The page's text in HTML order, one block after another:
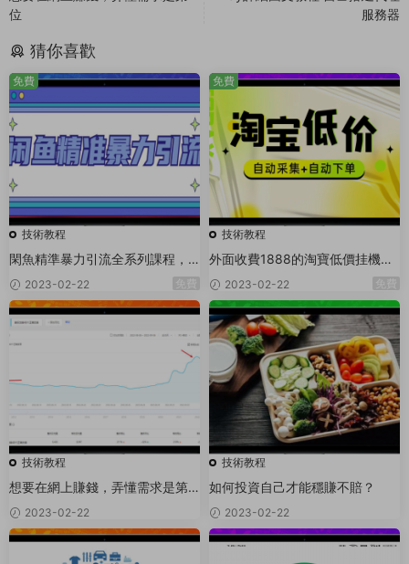
位
服務器
猜你喜歡
技術教程
閑魚精準暴力引流全系列課程，
每天被動精準引流100+粉絲
2023-02-22 免費
免費
技術教程
外面收費1888的淘寶低價挂機項
目 2023-02-22 免費
免費
技術教程
想要在網上賺錢，弄懂需求是第
一位2023-02-22
技術教程
如何投資自己才能穩賺不賠？
2023-02-22